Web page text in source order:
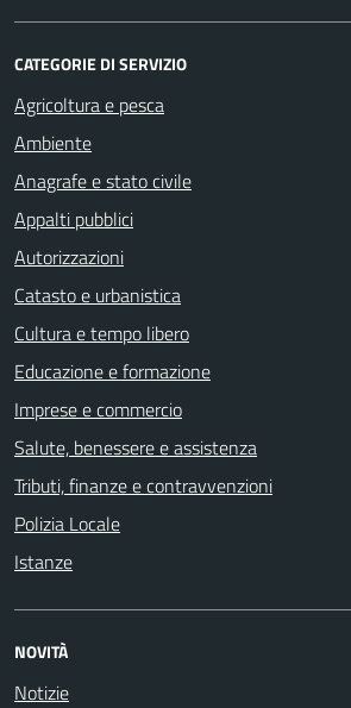
CATEGORIE DI SERVIZIO
Agricoltura e pesca
Ambiente
Anagrafe e stato civile
Appalti pubblici
Autorizzazioni
Catasto e urbanistica
Cultura e tempo libero
Educazione e formazione
Imprese e commercio
Salute, benessere e assistenza
Tributi, finanze e contravvenzioni
Polizia Locale
Istanze
NOVITÀ
Notizie